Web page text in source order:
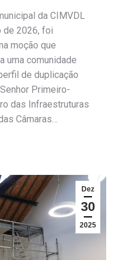
da CIMVDL
de 2026, foi
moção que
uma comunidade
de duplicação
Primeiro-
das Infraestruturas
Câmaras…
Dez
30
2025